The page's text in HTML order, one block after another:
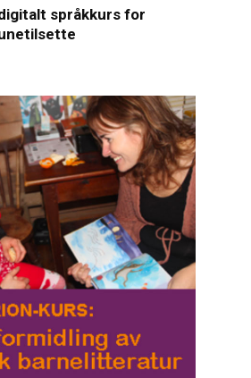
språkkurs for